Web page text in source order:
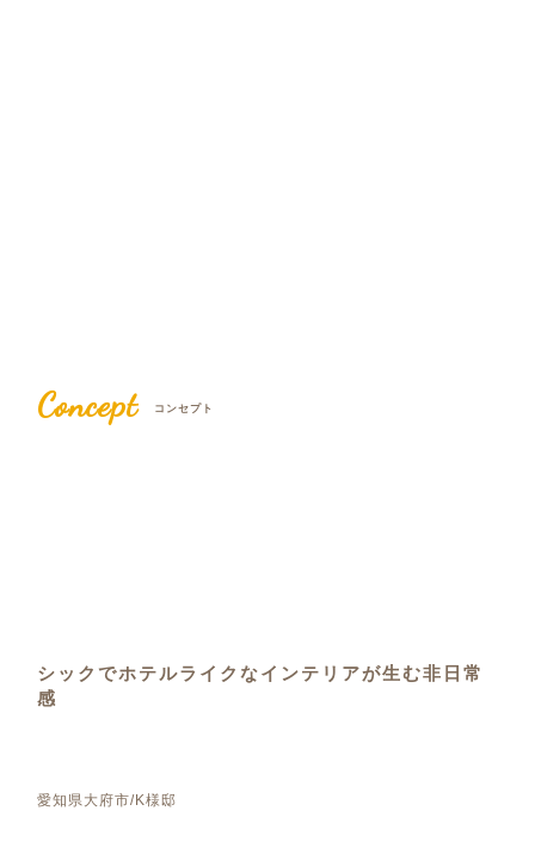
Concept コンセプト
シックでホテルライクなインテリアが生む非日常
感
愛知県大府市/K様邸